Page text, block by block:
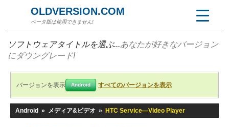
OLDVERSION.COM
ベータ版は使用できません!
ソフトウェアタイトルを選ぶ...あなたが好きなバージョン
にダウングレード!
バージョンを表示 Android すべてのバージョンを表示
Android » メディア&ビデオ » HTC Service—Video Player